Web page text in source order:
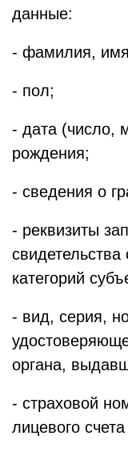
данные:
- фамилия,
- пол;
- дата (число,
рождения;
- сведения о
- реквизиты
категорий
- вид, серия,
органа,
- страховой
лицевого